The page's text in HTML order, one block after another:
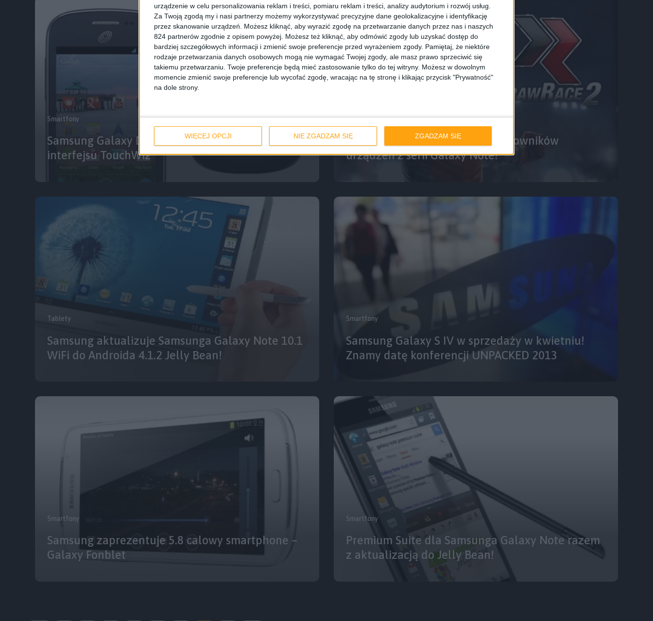
urządzenie w celu personalizowania reklam i treści, pomiaru reklam i treści, analizy audytorium i rozwój usług.
Za Twoją zgodą my i nasi partnerzy możemy wykorzystywać precyzyjne dane geolokalizacyjne i identyfikację
przez skanowanie urządzeń. Możesz kliknąć, aby wyrazić zgodę na przetwarzanie danych przez nas i naszych
824 partnerów zgodnie z opisem powyżej. Możesz też kliknąć, aby odmówić zgody lub uzyskać dostęp do
bardziej szczegółowych informacji i zmienić swoje preferencje przed wyrażeniem zgody. Pamiętaj, że niektóre
rodzaje przetwarzania danych osobowych mogą nie wymagać Twojej zgody, ale masz prawo sprzeciwić się
takiemu przetwarzaniu. Twoje preferencje będą mieć zastosowanie tylko do tej witryny. Możesz w dowolnym
momencie zmienić swoje preferencje lub wycofać zgodę, wracając na tę stronę i klikając przycisk "Prywatność"
na dole strony.
WIĘCEJ OPCJI NIE ZGADZAM SIĘ ZGADZAM SIĘ
Smartfony
Samsung Galaxy Discover czyli low-end bez
interfejsu TouchWiz
Blog
Draw Race 2 za darmo dla użytkowników
urządzeń z serii Galaxy Note!
Tablety
Samsung aktualizuje Samsunga Galaxy Note 10.1
WiFi do Androida 4.1.2 Jelly Bean!
Smartfony
Samsung Galaxy S IV w sprzedaży w kwietniu!
Znamy datę konferencji UNPACKED 2013
Smartfony
Samsung zaprezentuje 5.8 calowy smartphone –
Galaxy Fonblet
Smartfony
Premium Suite dla Samsunga Galaxy Note razem
z aktualizacją do Jelly Bean!